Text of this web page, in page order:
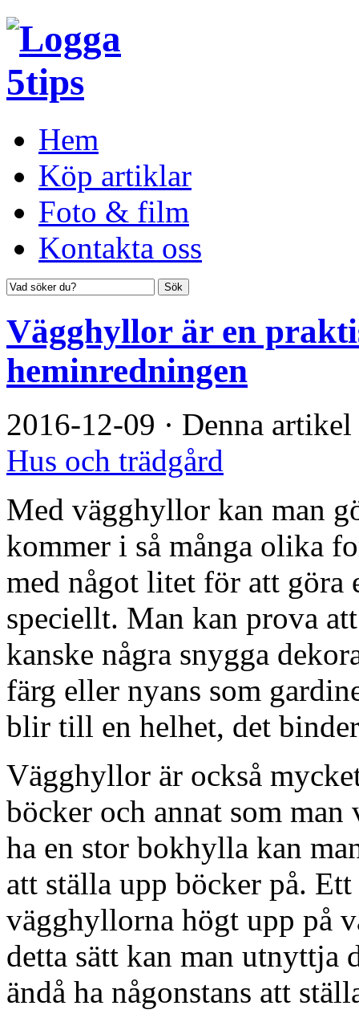
Hem
Köp artiklar
Foto & film
Kontakta oss
Vägghyllor är en
heminredningen
2016-12-09 · Denna
Hus och trädgård
Med vägghyllor kan man
kommer i så många olika
med något litet för att göra
speciellt. Man kan prova
kanske några snygga
färg eller nyans som
blir till en helhet, det
Vägghyllor är också
böcker och annat som
ha en stor bokhylla kan
att ställa upp böcker på.
vägghyllorna högt upp på
detta sätt kan man utnyttja
ändå ha någonstans att